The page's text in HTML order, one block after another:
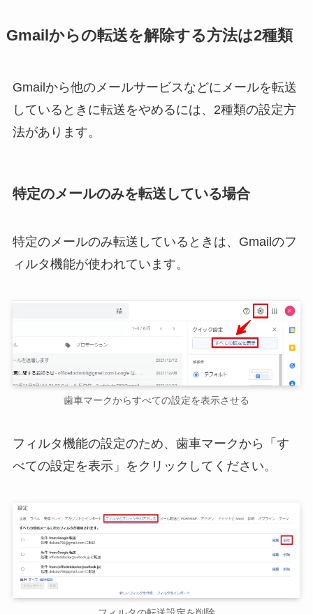
Gmailからの転送を解除する方法は2種類
Gmailから他のメールサービスなどにメールを転送
しているときに転送をやめるには、2種類の設定方
法があります。
特定のメールのみを転送している場合
特定のメールのみ転送しているときは、Gmailのフ
ィルタ機能が使われています。
歯車マークからすべての設定を表示させる
フィルタ機能の設定のため、歯車マークから「す
べての設定を表示」をクリックしてください。